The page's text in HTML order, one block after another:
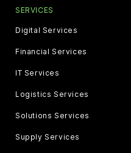
SERVICES
Digital Services
Financial Services
IT Services
Logistics Services
Solutions Services
Supply Services